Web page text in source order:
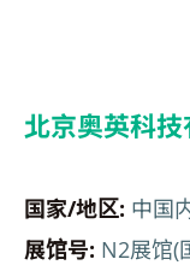
北京奥英科
国家/地区: 中国
展馆号: N2展馆(